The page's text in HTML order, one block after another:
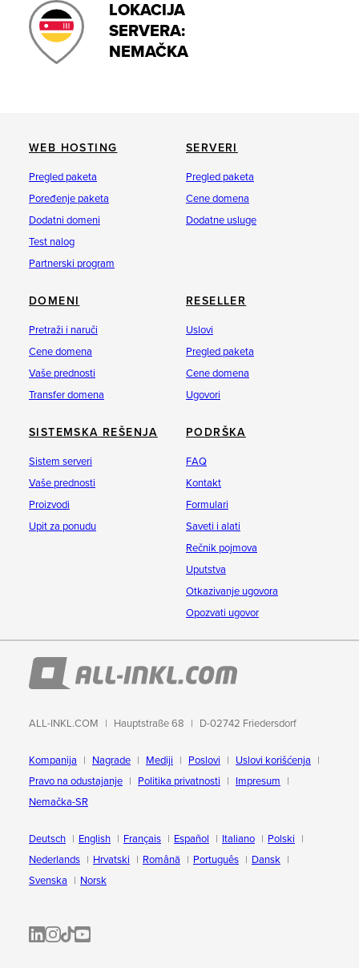
LOKACIJA
SERVERA:
NEMAČKA
WEB HOSTING
Pregled paketa
Poređenje paketa
Dodatni domeni
Test nalog
Partnerski program
SERVERI
Pregled paketa
Cene domena
Dodatne usluge
DOMENI
Pretraži i naruči
Cene domena
Vaše prednosti
Transfer domena
RESELLER
Uslovi
Pregled paketa
Cene domena
Ugovori
SISTEMSKA REŠENJA
Sistem serveri
Vaše prednosti
Proizvodi
Upit za ponudu
PODRŠKA
FAQ
Kontakt
Formulari
Saveti i alati
Rečnik pojmova
Uputstva
Otkazivanje ugovora
Opozvati ugovor
ALL-INKL.COM Hauptstraße 68 D-02742 Friedersdorf
Kompanija Nagrade Mediji Poslovi
Uslovi korišćenja
Pravo na odustajanje
Politika privatnosti
Impresum
Nemačka-SR
Deutsch English Français Español Italiano
Polski
Nederlands
Hrvatski Română Português
Dansk
Svenska
Norsk
ALL-INKL.COM | LinkedIn
ALL-INKL.COM • Instagram photos and videos
ALL-INKL.COM | TikTok
ALLINKL.COM - YouTube